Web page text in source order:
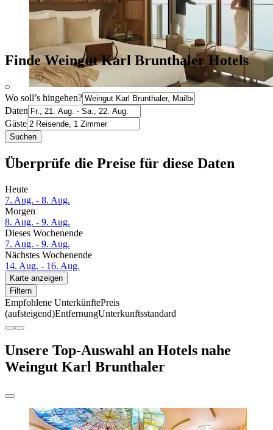
Finde Weingut Karl Brunthaler Hotels
Wo soll’s hingehen?
Daten
Gäste
Suchen
Überprüfe die Preise für diese Daten
Heute
7. Aug. - 8. Aug.
Morgen
8. Aug. - 9. Aug.
Dieses Wochenende
7. Aug. - 9. Aug.
Nächstes Wochenende
14. Aug. - 16. Aug.
Karte anzeigen
Filtern
Empfohlene UnterkünftePreis
(aufsteigend)EntfernungUnterkunftsstandard
Unsere Top-Auswahl an Hotels nahe
Weingut Karl Brunthaler